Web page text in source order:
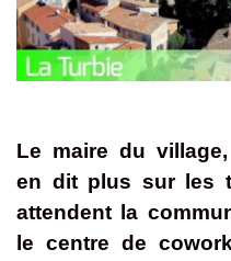
Le maire du
en dit plus sur les
attendent la
le centre de